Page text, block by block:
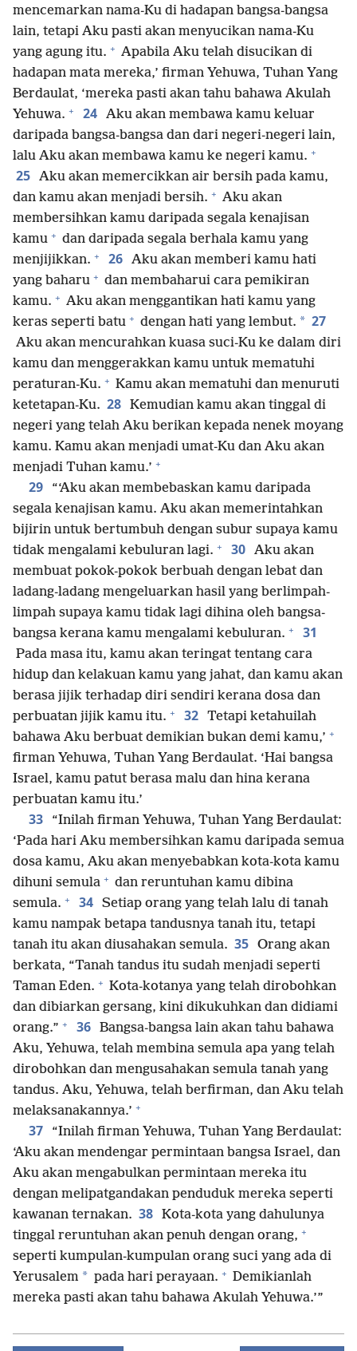
mencemarkan nama-Ku di hadapan bangsa-bangsa
lain, tetapi Aku pasti akan menyucikan nama-Ku
yang agung itu. + Apabila Aku telah disucikan di
hadapan mata mereka,’ firman Yehuwa, Tuhan Yang
Berdaulat, ‘mereka pasti akan tahu bahawa Akulah
Yehuwa. + 24 Aku akan membawa kamu keluar
daripada bangsa-bangsa dan dari negeri-negeri lain,
lalu Aku akan membawa kamu ke negeri kamu. +
25 Aku akan memercikkan air bersih pada kamu,
dan kamu akan menjadi bersih. + Aku akan
membersihkan kamu daripada segala kenajisan
kamu + dan daripada segala berhala kamu yang
menjijikkan. + 26 Aku akan memberi kamu hati
yang baharu + dan membaharui cara pemikiran
kamu. + Aku akan menggantikan hati kamu yang
keras seperti batu + dengan hati yang lembut. * 27
Aku akan mencurahkan kuasa suci-Ku ke dalam diri
kamu dan menggerakkan kamu untuk mematuhi
peraturan-Ku. + Kamu akan mematuhi dan menuruti
ketetapan-Ku. 28 Kemudian kamu akan tinggal di
negeri yang telah Aku berikan kepada nenek moyang
kamu. Kamu akan menjadi umat-Ku dan Aku akan
menjadi Tuhan kamu.’ +
29
“‘Aku akan membebaskan kamu daripada
segala kenajisan kamu. Aku akan memerintahkan
bijirin untuk bertumbuh dengan subur supaya kamu
tidak mengalami kebuluran lagi. + 30 Aku akan
membuat pokok-pokok berbuah dengan lebat dan
ladang-ladang mengeluarkan hasil yang berlimpah-
limpah supaya kamu tidak lagi dihina oleh bangsa-
bangsa kerana kamu mengalami kebuluran. + 31
Pada masa itu, kamu akan teringat tentang cara
hidup dan kelakuan kamu yang jahat, dan kamu akan
berasa jijik terhadap diri sendiri kerana dosa dan
perbuatan jijik kamu itu. + 32 Tetapi ketahuilah
bahawa Aku berbuat demikian bukan demi kamu,’ +
firman Yehuwa, Tuhan Yang Berdaulat. ‘Hai bangsa
Israel, kamu patut berasa malu dan hina kerana
perbuatan kamu itu.’
33
“Inilah firman Yehuwa, Tuhan Yang Berdaulat:
‘Pada hari Aku membersihkan kamu daripada semua
dosa kamu, Aku akan menyebabkan kota-kota kamu
dihuni semula + dan reruntuhan kamu dibina
semula. + 34 Setiap orang yang telah lalu di tanah
kamu nampak betapa tandusnya tanah itu, tetapi
tanah itu akan diusahakan semula. 35 Orang akan
berkata, “Tanah tandus itu sudah menjadi seperti
Taman Eden. + Kota-kotanya yang telah dirobohkan
dan dibiarkan gersang, kini dikukuhkan dan didiami
orang.” + 36 Bangsa-bangsa lain akan tahu bahawa
Aku, Yehuwa, telah membina semula apa yang telah
dirobohkan dan mengusahakan semula tanah yang
tandus. Aku, Yehuwa, telah berfirman, dan Aku telah
melaksanakannya.’ +
37
“Inilah firman Yehuwa, Tuhan Yang Berdaulat:
‘Aku akan mendengar permintaan bangsa Israel, dan
Aku akan mengabulkan permintaan mereka itu
dengan melipatgandakan penduduk mereka seperti
kawanan ternakan. 38 Kota-kota yang dahulunya
tinggal reruntuhan akan penuh dengan orang, +
seperti kumpulan-kumpulan orang suci yang ada di
Yerusalem * pada hari perayaan. + Demikianlah
mereka pasti akan tahu bahawa Akulah Yehuwa.’”